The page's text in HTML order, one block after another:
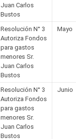
Juan Carlos
Bustos
Resolución N° 3
Autoriza Fondos
para gastos
menores Sr.
Juan Carlos
Bustos
Mayo
Resolución N° 3
Autoriza Fondos
para gastos
menores Sr.
Juan Carlos
Bustos
Junio